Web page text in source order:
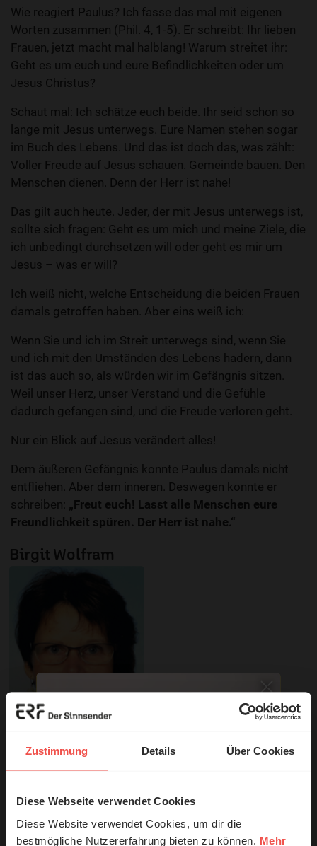
Zustimmung Details Über Cookies
Diese Webseite verwendet Cookies
Diese Website verwendet Cookies, um dir die
bestmögliche Nutzererfahrung bieten zu können. Mehr
Wie reagiert Paulus? Ich fasse das mal mit eigenen
Worten zusammen (Phil. 4, 1-5). Er schreibt: Ihr lieben
Frauen, jetzt macht mal halblang! Warum streitet ihr:
Geht es um euch und eure Befindlichkeiten oder um
Jesus Christus?
Schaut mal: Ich schätze euch beide. Ihr seid schon so
lange mit Jesus unterwegs. Eure Namen stehen sogar
im Buch des Lebens. Und das ist doch das, was zählt:
Voller Freude auf Jesus schauen. Gemeinde bauen. Den
Menschen dienen. Denn der Herr ist nahe!
Das gilt auch heute. Jeder, der mit Jesus unterwegs ist,
sollte sich fragen: Geht es um mich und meine Ziele, die
ich unbedingt durchsetzen will oder geht es mir um
Jesus – was er will?
Ich weiß nicht, welche Entscheidung die beiden Frauen
damals getroffen haben. Aber eins weiß ich:
Wenn Sie und ich im Streit unterwegs sind, wenn Sie
und ich mit den Umständen des Lebens hadern, dann
ist das auch so, als würden wir im Gefängnis sitzen.
Weil unser Herz, unser Verstand und die Gefühle
dadurch gefangen sind, und die Freude verloren geht.
Nur ein Blick auf Jesus verändert alles!
Dem äußeren Gefängnis konnte Paulus damals nicht
entfliehen. Aber dem inneren. Deswegen konnte er
schreiben: „Freut euch! Lasst alle Menschen eure
Freundlichkeit spüren. Der Herr ist nahe.“
Birgit Wolfram
empfehlen unsere Sendereihe:
Anstoß
© Ruth Schneider / ERF